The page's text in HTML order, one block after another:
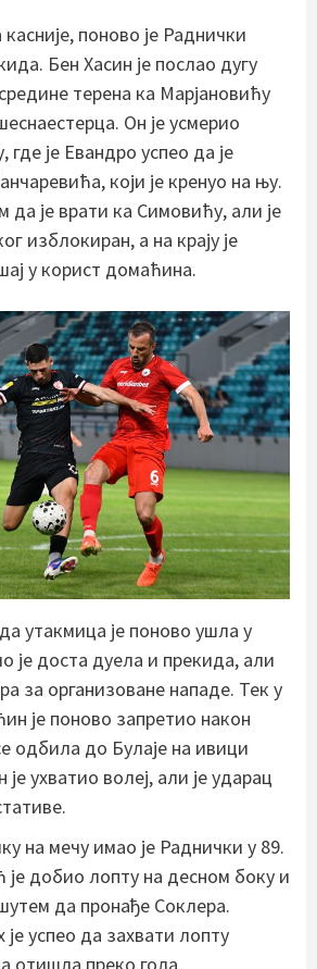
поново је Раднички
Бен Хасин је послао дугу
терена ка Марјановићу
Он је усмерио
где је Евандро успео да је
који је кренуо на њу.
да је врати ка Симовићу, али је
изблокиран, а на крају је
у корист домаћина.
утакмица је поново ушла у
је доста дуела и прекида, али
за организоване нападе. Тек у
је поново запретио након
одбила до Булаје на ивици
ухватио волеј, али је ударац
на мечу имао је Раднички у 89.
добио лопту на десном боку и
да пронађе Соклера.
успео да захвати лопту